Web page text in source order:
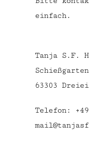
einfach.
Tanja S.F.
63303
Telefon: